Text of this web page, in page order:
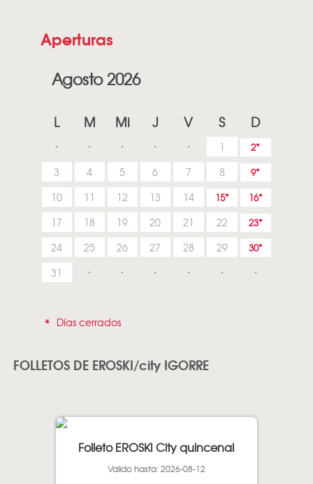
Aperturas
Agosto 2026
L M Mi J V S D
1 2
3 4 5 6 7 8 9
10 11 12 13 14 15 16
17 18 19 20 21 22 23
24 25 26 27 28 29 30
31
* Días cerrados
FOLLETOS DE EROSKI/city IGORRE
Folleto EROSKI City quincenal
Valido hasta: 2026-08-12